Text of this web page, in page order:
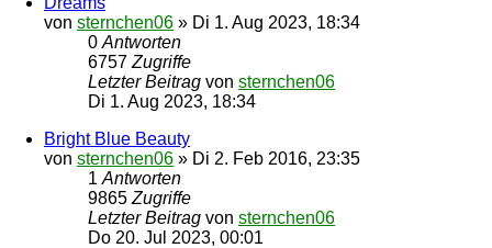
von sternchen06 » Di 1. Aug 2023, 18:34
0 Antworten
6757 Zugriffe
Letzter Beitrag von sternchen06
Di 1. Aug 2023, 18:34
Bright Blue Beauty
von sternchen06 » Di 2. Feb 2016, 23:35
1 Antworten
9865 Zugriffe
Letzter Beitrag von sternchen06
Do 20. Jul 2023, 00:01